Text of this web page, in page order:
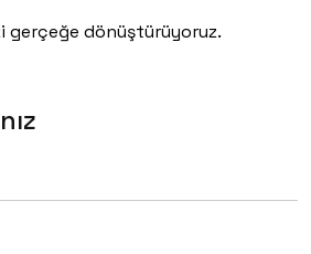
gerçeğe dönüştürüyoruz.